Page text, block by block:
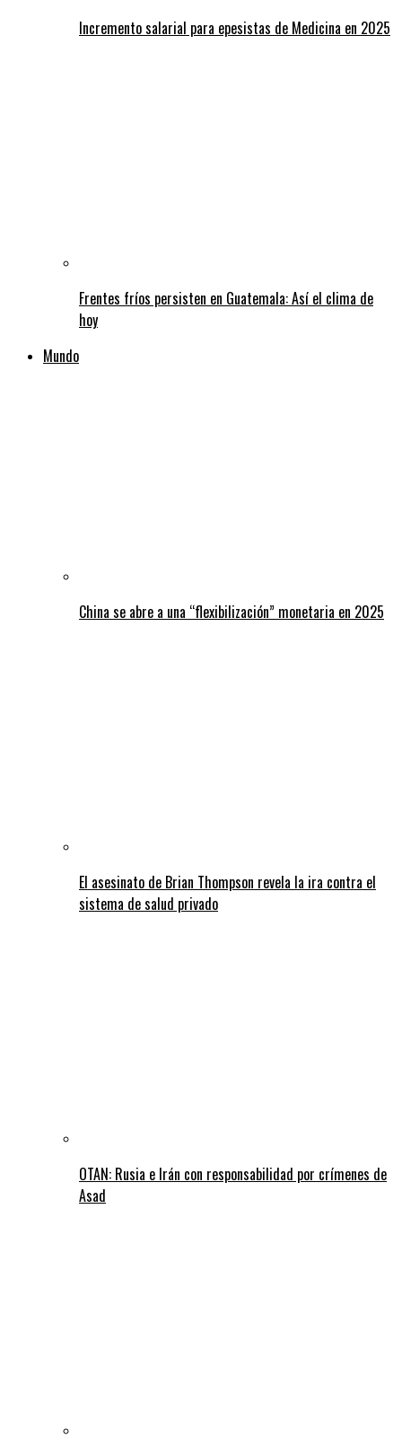
Incremento salarial para epesistas de Medicina en 2025
Frentes fríos persisten en Guatemala: Así el clima de
hoy
Mundo
China se abre a una “flexibilización” monetaria en 2025
El asesinato de Brian Thompson revela la ira contra el
sistema de salud privado
OTAN: Rusia e Irán con responsabilidad por crímenes de
Asad